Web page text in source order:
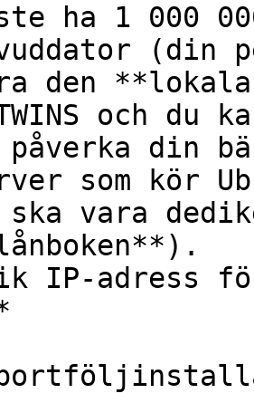
ha 1 000
(din
den **lokala
och du
din
som kör
vara
IP-adress